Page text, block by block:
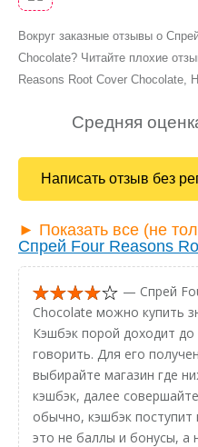
Вокруг заказные отзывы о
Chocolate? Читайте плохие
Reasons Root Cover
Средняя
Написать отзыв без
► Показать все (не
Спрей Four Reasons
— Спрей
Chocolate можно купить
Кэшбэк порой доходит
говорить. Для его
выбирайте магазин где
кэшбэк, далее
обычно, кэшбэк
это не баллы и бонусы, а